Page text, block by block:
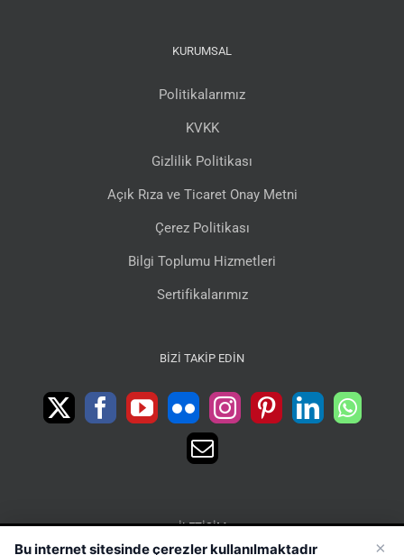
KURUMSAL
Politikalarımız
KVKK
Gizlilik Politikası
Açık Rıza ve Ticaret Onay Metni
Çerez Politikası
Bilgi Toplumu Hizmetleri
Sertifikalarımız
BIZI TAKIP EDIN
İLETIŞIM
×
Bu internet sitesinde çerezler kullanılmaktadır